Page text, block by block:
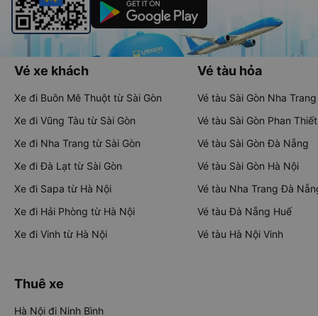
Vé xe khách
Xe đi Buôn Mê Thuột từ Sài Gòn
Xe đi Vũng Tàu từ Sài Gòn
Xe đi Nha Trang từ Sài Gòn
Xe đi Đà Lạt từ Sài Gòn
Xe đi Sapa từ Hà Nội
Xe đi Hải Phòng từ Hà Nội
Xe đi Vinh từ Hà Nội
Vé tàu hỏa
Vé tàu Sài Gòn Nha Trang
Vé tàu Sài Gòn Phan Thiết
Vé tàu Sài Gòn Đà Nẵng
Vé tàu Sài Gòn Hà Nội
Vé tàu Nha Trang Đà
Vé tàu Đà Nẵng Huế
Vé tàu Hà Nội Vinh
Thuê xe
Hà Nội đi Ninh Bình